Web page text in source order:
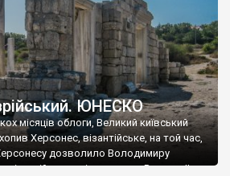
ЮНЕСКО
місяців облоги, Великий київський
Херсонес, візантійське, на той час,
дозволило Володимиру
візантійському імператору Василю ІІ, та